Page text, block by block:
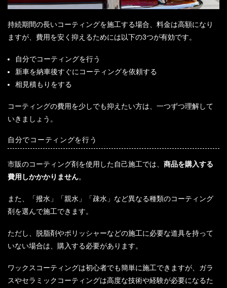
持続期間の長いコーティングを施工する場合、料金は高額になり
ますが、費用を安く抑えるためには以下の3つが有効です。
自分でコーティングを行う
新車を納車後すぐにコーティングを依頼する
相見積もりをする
コーティングの費用を少しでも抑えたい方は、一つずつ理解して
いきましょう。
自分でコーティングを行う
市販のコーティング剤を使用した自己施工では、 商品を購入する
費用しかかかりません。
また、「撥水」「親水」「疎水」など異なる種類のコーティング
剤を選んで施工できます。
ただし、脱脂剤やポリッシャーなどの施工に必要な道具を持って
いない場合は、購入する必要があります。
ワックスコーティングは初心者でも簡単に施工できますが、ガラ
スやセラミックコーティングは高度な技術や経験が必要になるた